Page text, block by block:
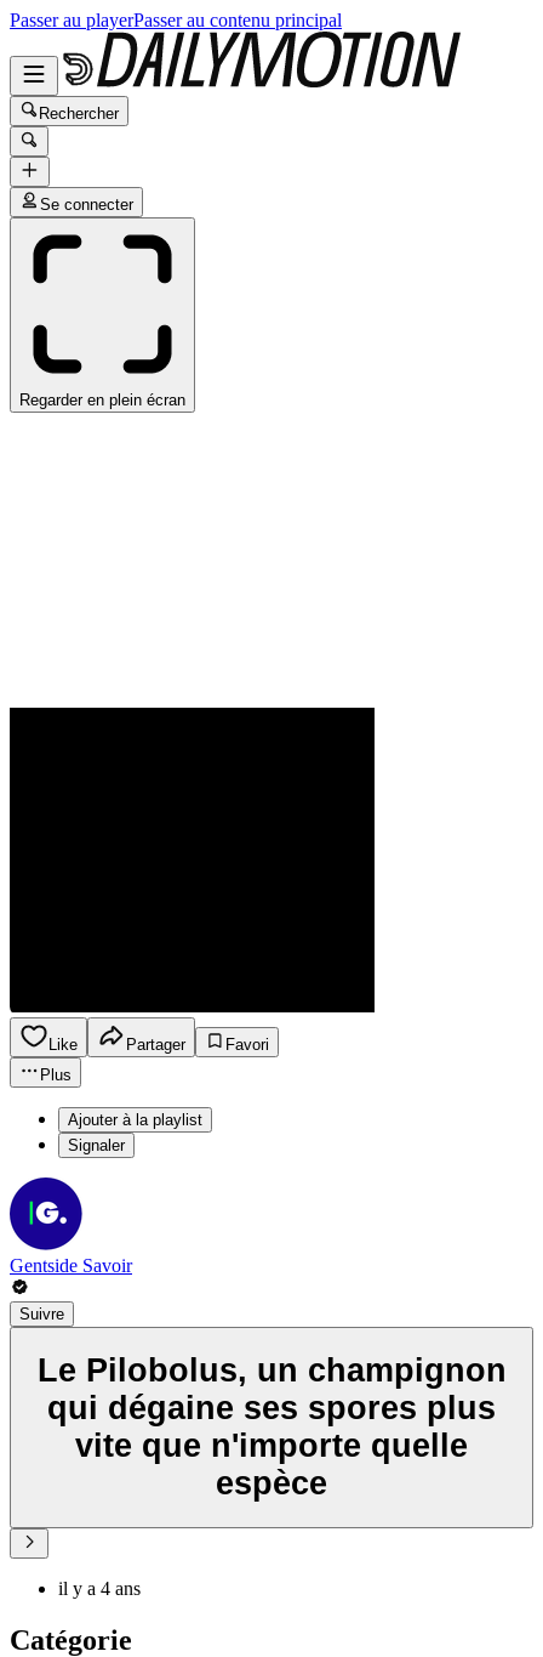
Passer au playerPasser au contenu principal
Rechercher
Se connecter
Regarder en plein écran
Like Partager
Favori
Plus
Ajouter à la playlist
Signaler
Gentside Savoir
Suivre
Le Pilobolus, un champignon
qui dégaine ses spores plus
vite que n'importe quelle
espèce
il y a 4 ans
Catégorie